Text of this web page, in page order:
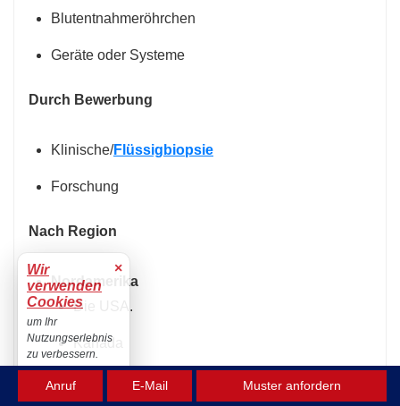
Blutentnahmeröhrchen
Geräte oder Systeme
Durch Bewerbung
Klinische/Flüssigbiopsie
Forschung
Nach Region
Nordamerika
Die USA.
Kanada
Mexiko
Anruf E-Mail Muster anfordern
Wir
verwenden
Cookies
×
um Ihr
Nutzungserlebnis
zu verbessern.